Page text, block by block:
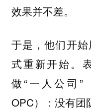
效果并不差。
于是，他们开始
式重新开始。
做“一人公司”
OPC）：没有团